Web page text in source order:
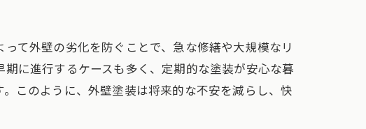
て外壁の劣化を防ぐことで、急な修繕や大規模なリ
に進行するケースも多く、定期的な塗装が安心な暮
このように、外壁塗装は将来的な不安を減らし、快